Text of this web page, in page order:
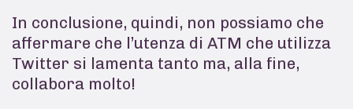
In conclusione, quindi, non possiamo che
affermare che l’utenza di ATM che utilizza
Twitter si lamenta tanto ma, alla fine,
collabora molto!